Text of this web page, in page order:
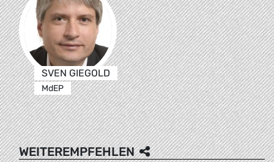
SVEN GIEGOLD
MdEP
WEITEREMPFEHLEN